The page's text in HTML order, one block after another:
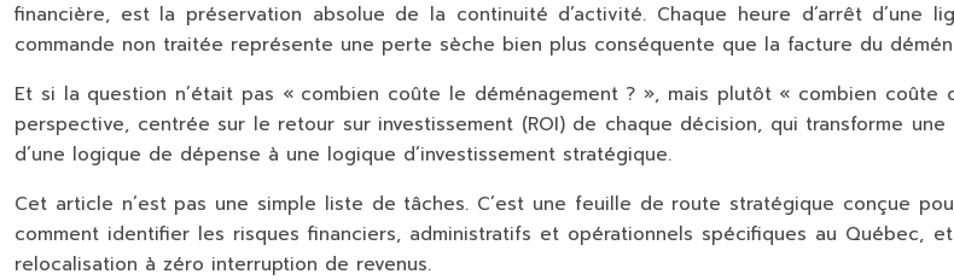
financière, est la préservation absolue de la continuité d’activité. Chaque heure d’arrêt
commande non traitée représente une perte sèche bien plus conséquente que la facture du
Et si la question n’était pas « combien coûte le déménagement ? », mais plutôt « combien coûte
perspective, centrée sur le retour sur investissement (ROI) de chaque décision, qui transforme
d’une logique de dépense à une logique d’investissement stratégique.
Cet article n’est pas une simple liste de tâches. C’est une feuille de route stratégique conçue
comment identifier les risques financiers, administratifs et opérationnels spécifiques au Québec,
relocalisation à zéro interruption de revenus.